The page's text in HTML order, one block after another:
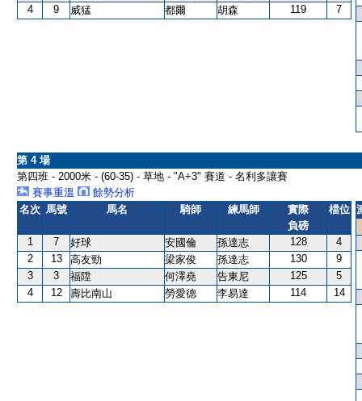
4
9 威猛 都爾 胡森 119 7
第 4 場
第四班 - 2000米 - (60-35) - 草地 - "A+3" 賽道 - 名利多讓賽
賽事重溫
餘勢分析
名次 馬號 馬名 騎師 練馬師
實際
負磅
檔位
1 7 好球 安國倫 孫達志 128
4
2
13 高友勁 梁家俊 孫達志 130
9
3
3 福陞 何澤堯 告東尼 125
5
4
12 壽比南山 勞愛德 李易達 114 14